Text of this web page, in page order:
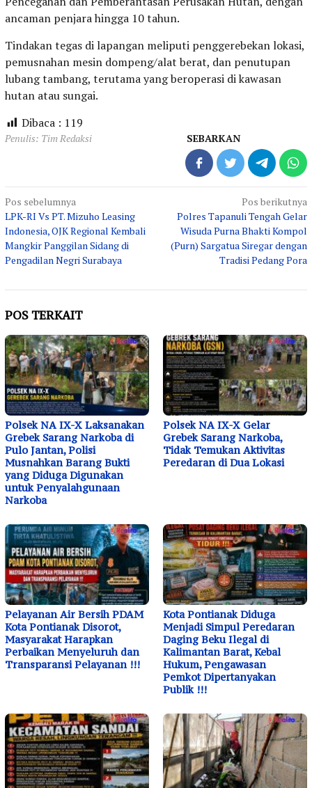
ancaman penjara hingga 10 tahun.
Tindakan tegas di lapangan meliputi penggerebekan lokasi,
pemusnahan mesin dompeng/alat berat, dan penutupan
lubang tambang, terutama yang beroperasi di kawasan
hutan atau sungai.
Dibaca : 119
Penulis: Tim Redaksi SEBARKAN
Navigasi
pos
Pos sebelumnya
LPK-RI Vs PT. Mizuho Leasing
Indonesia, OJK Regional Kembali
Mangkir Panggilan Sidang di
Pengadilan Negri Surabaya
Pos berikutnya
Polres Tapanuli Tengah Gelar
Wisuda Purna Bhakti Kompol
(Purn) Sargatua Siregar dengan
Tradisi Pedang Pora
POS TERKAIT
Polsek NA IX-X Laksanakan
Grebek Sarang Narkoba di
Pulo Jantan, Polisi
Musnahkan Barang Bukti
yang Diduga Digunakan
untuk Penyalahgunaan
Narkoba
Polsek NA IX-X Gelar
Grebek Sarang Narkoba,
Tidak Temukan Aktivitas
Peredaran di Dua Lokasi
Pelayanan Air Bersih PDAM
Kota Pontianak Disorot,
Masyarakat Harapkan
Perbaikan Menyeluruh dan
Transparansi Pelayanan !!!
Kota Pontianak Diduga
Menjadi Simpul Peredaran
Daging Beku Ilegal di
Kalimantan Barat, Kebal
Hukum, Pengawasan
Pemkot Dipertanyakan
Publik !!!